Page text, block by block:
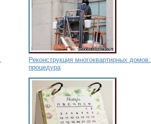
Реконструкция многоквартирных
процедура